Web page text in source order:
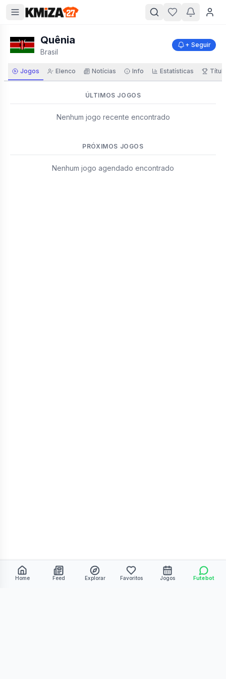
Quênia
Brasil
+ Seguir
Jogos Elenco Notícias Info Estatísticas
ÚLTIMOS JOGOS
Nenhum jogo recente encontrado
PRÓXIMOS JOGOS
Nenhum jogo agendado encontrado
Home Feed Explorar Favoritos Jogos Futebot